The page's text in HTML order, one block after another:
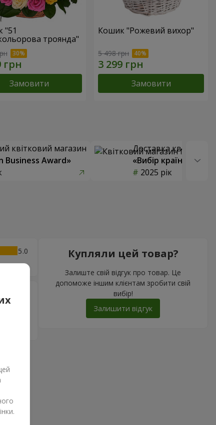
"51
троянда"
Замовити
Кошик "Рожевий вихор"
5 498 грн
Замовити
квітковий магазин
Business Award»
Доставка квітів
«Вибір країни»
2025 рік
5
Купляли цей товар?
Залиште свій відгук про товар. Це
допоможе іншим клієнтам зробити свій
вибір!
Залишити відгук